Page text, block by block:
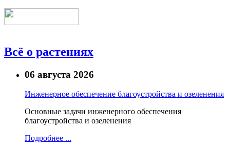
Всё о растениях
06 августа 2026
Инженерное обеспечение благоустройства и озеленения
Основные задачи инженерного обеспечения
благоустройства и озеленения
Подробнее ...